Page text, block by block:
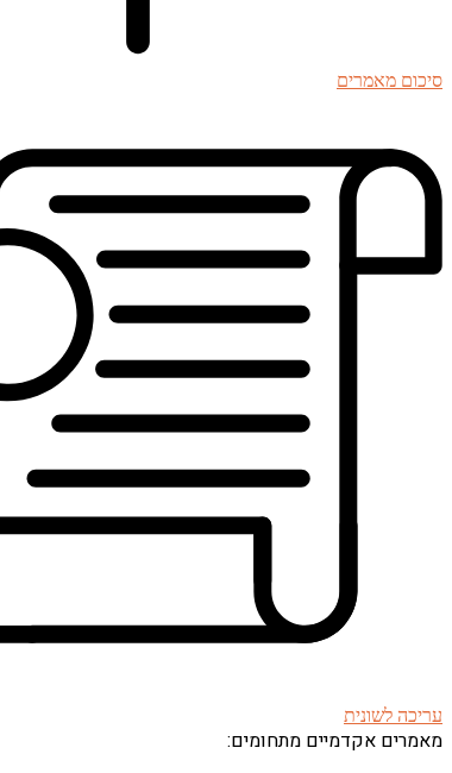
סיכום מאמרים
עריכה לשונית
מאמרים אקדמיים מתחומים: